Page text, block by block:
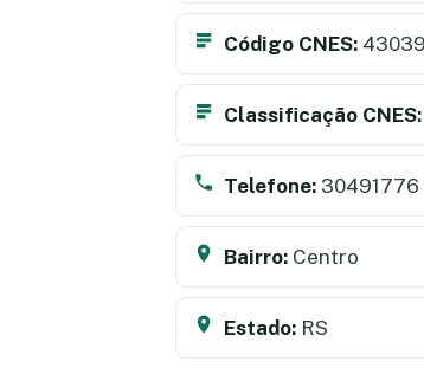
Código CNES:
Classificação CNES:
Telefone: 30491776
Bairro: Centro
Estado: RS